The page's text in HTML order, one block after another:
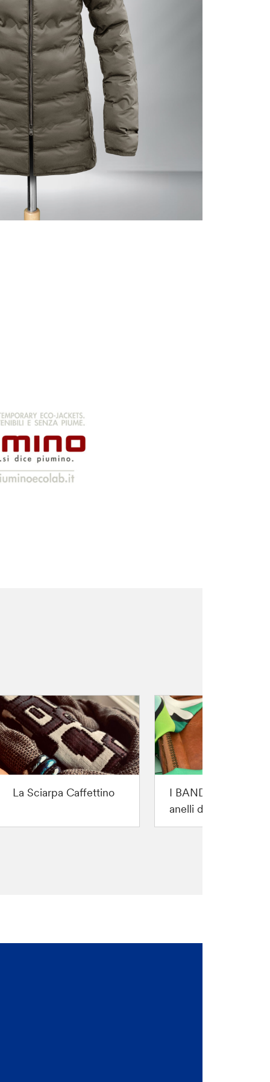
La Sciarpa Caffettino
I BANDEAUX con
anelli di vetro